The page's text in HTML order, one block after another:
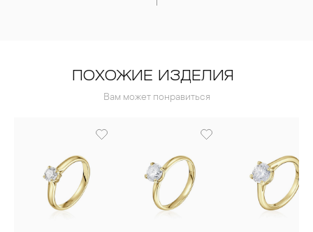
ПОХОЖИЕ ИЗДЕЛИЯ
Вам может понравиться